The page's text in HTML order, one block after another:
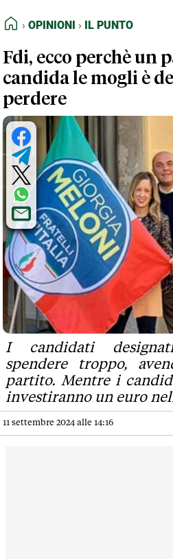
FEED RSS
NORMATIVE
TERMINI e CONDIZIONI
HOME
OPINIONI IL PUNTO
Fdi, ecco perchè un
candida le mogli è
perdere
I candidati
spendere troppo,
partito. Mentre i
investiranno un euro
11 settembre 2024 alle 14:16